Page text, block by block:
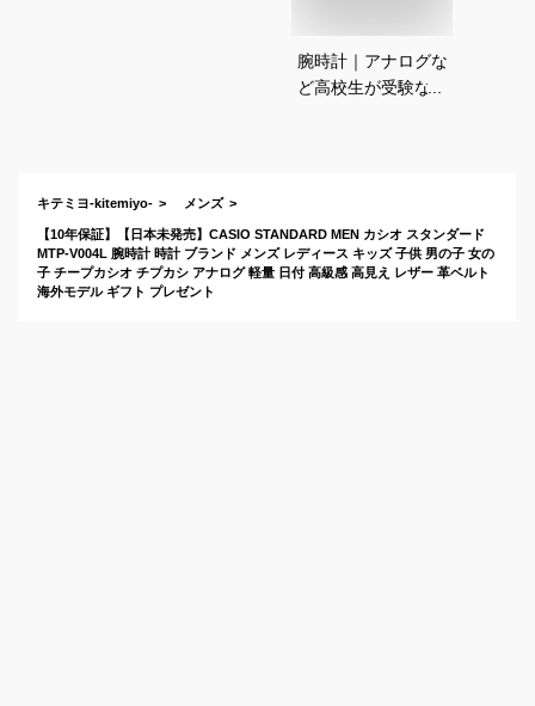
腕時計｜アナログな
ど高校生が受験など
キテミヨ-kitemiyo- メンズ
【10年保証】【日本未発売】CASIO STANDARD MEN カシオ スタンダード
MTP-V004L 腕時計 時計 ブランド メンズ レディース キッズ 子供 男の子 女の
子 チープカシオ チプカシ アナログ 軽量 日付 高級感 高見え レザー 革ベルト
海外モデル ギフト プレゼント